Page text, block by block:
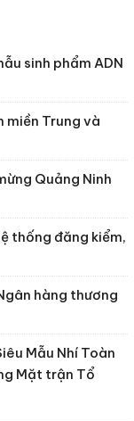
sinh phẩm ADN
miền Trung và
Quảng Ninh
thống đăng kiểm,
hàng thương
Mẫu Nhí Toàn
Mặt trận Tổ